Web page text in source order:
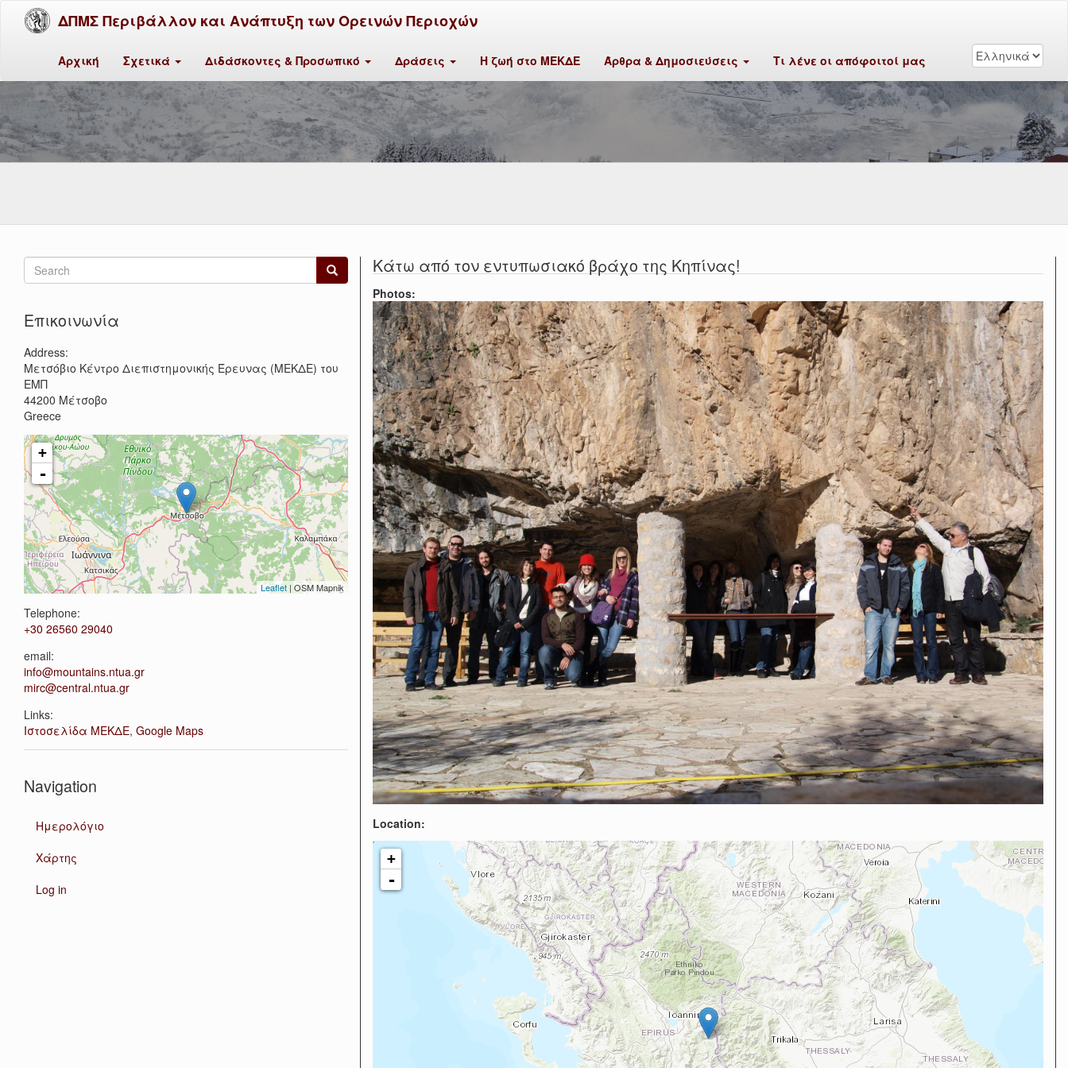
ΔΠΜΣ Περιβάλλον και Ανάπτυξη των Ορεινών Περιοχών
Αρχική Σχετικά Διδάσκοντες & Προσωπικό Δράσεις Η ζωή στο ΜΕΚΔΕ Άρθρα & Δημοσιεύσεις Τι λένε οι απόφοιτοί μας
Κάτω από τον εντυπωσιακό βράχο της Κηπίνας!
Photos:
Location:
+
-
Search
form
Επικοινωνία
Address:
Μετσόβιο Κέντρο Διεπιστημονικής Έρευνας (ΜΕΚΔΕ) του
ΕΜΠ
44200 Μέτσοβο
Greece
+
-
Leaflet | OSM Mapnik
Telephone:
+30 26560 29040
email:
info@mountains.ntua.gr
mirc@central.ntua.gr
Links:
Ιστοσελίδα ΜΕΚΔΕ, Google Maps
Navigation
Ημερολόγιο
Χάρτης
Log in